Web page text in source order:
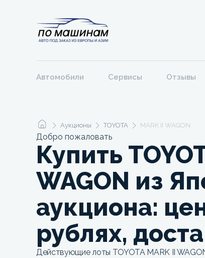
Автомобили Сервисы Отзывы
Аукционы TOYOTA MARK II WAGON
Добро пожаловать
Купить
WAGON из
аукциона:
рублях,
Действующие лоты TOYOTA MARK II